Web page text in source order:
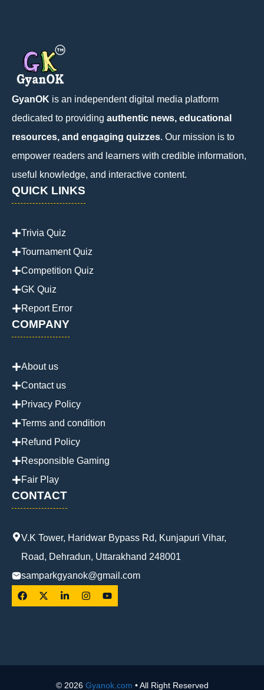
GyanOK is an independent digital media platform
dedicated to providing authentic news, educational
resources, and engaging quizzes. Our mission is to
empower readers and learners with credible information,
useful knowledge, and interactive content.
QUICK LINKS
Trivia Quiz
Tournament Quiz
Competition Quiz
GK Quiz
Report Error
COMPANY
About us
Contact us
Privacy Policy
Terms and condition
Refund Policy
Responsible Gaming
Fair Play
CONTACT
V.K Tower, Haridwar Bypass Rd, Kunjapuri Vihar,
Road, Dehradun, Uttarakhand 248001
samparkgyanok@gmail.com
© 2026 Gyanok.com • All Right Reserved